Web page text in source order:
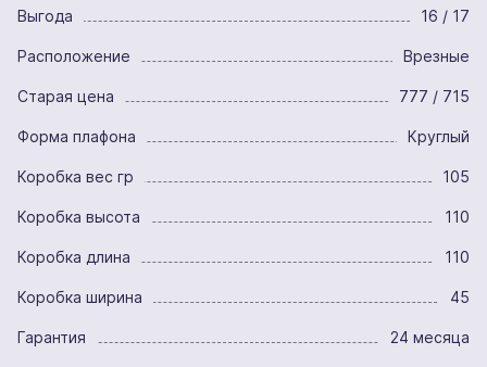
Выгода 16 / 17
Расположение Врезные
Старая цена 777 / 715
Форма плафона Круглый
Коробка вес гр 105
Коробка высота 110
Коробка длина 110
Коробка ширина 45
Гарантия 24 месяца